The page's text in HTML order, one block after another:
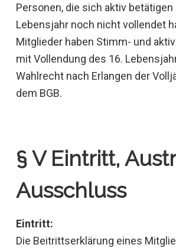
Personen, die sich aktiv betätigen
Lebensjahr noch nicht vollendet
Mitglieder haben Stimm- und
mit Vollendung des 16.
Wahlrecht nach Erlangen der
dem BGB.
§ V Eintritt,
Ausschluss
Eintritt:
Die Beitrittserklärung eines